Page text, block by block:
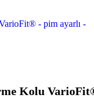
- pim ayarlı -
Kolu